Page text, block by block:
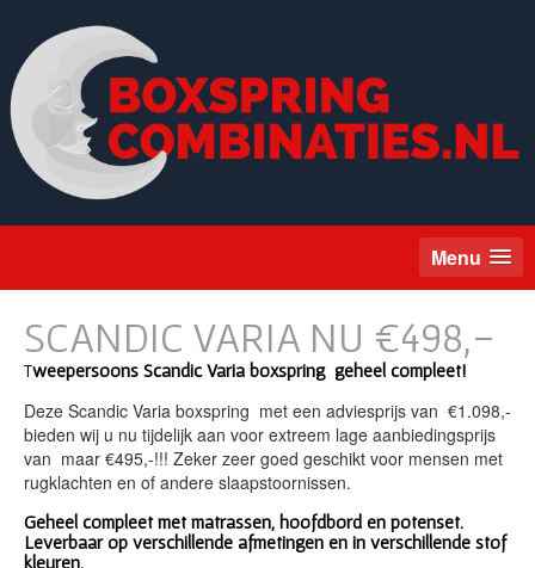
Menu
SCANDIC VARIA NU €498,-
Tweepersoons Scandic Varia boxspring geheel compleet!
Deze Scandic Varia boxspring met een adviesprijs van €1.098,-
bieden wij u nu tijdelijk aan voor extreem lage aanbiedingsprijs
van maar €495,-!!! Zeker zeer goed geschikt voor mensen met
rugklachten en of andere slaapstoornissen.
Geheel compleet met matrassen, hoofdbord en potenset.
Leverbaar op verschillende afmetingen en in verschillende stof
kleuren.